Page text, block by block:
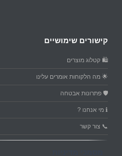
קישורים שימושיים
🛍️ קטלוג מוצרים
🌟 מה הלקוחות אומרים עלינו
🛡️ פתרונות אבטחה
ℹ️ מי אנחנו ?
📞 צור קשר